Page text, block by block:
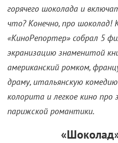
горячего шоколада и
что? Конечно, про
«КиноРепортер» собрал 5
экранизацию знаменитой
американский ромком,
драму, итальянскую
колорита и легкое кино
парижской романтики.